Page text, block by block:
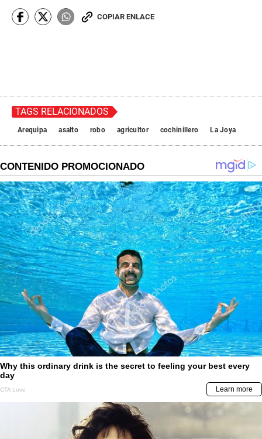
COPIAR ENLACE
TAGS RELACIONADOS
Arequipa asalto robo agricultor cochinillero La Joya